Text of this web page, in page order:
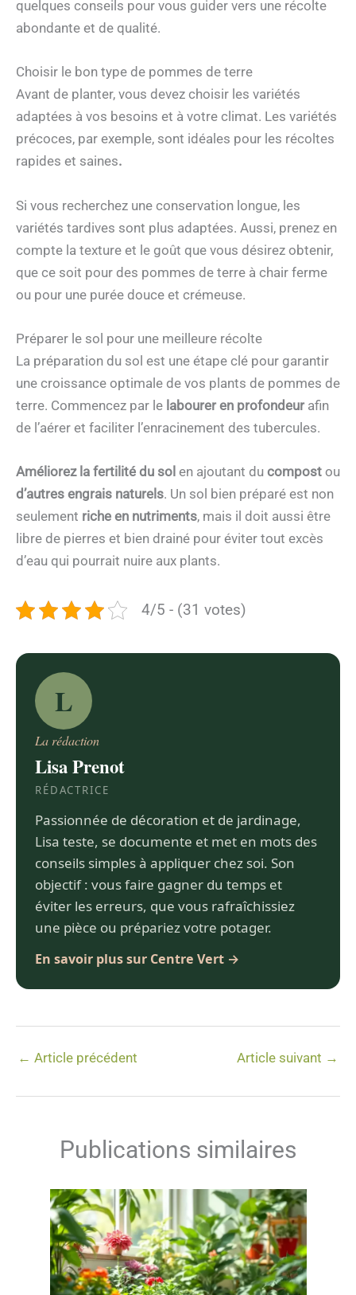
quelques conseils pour vous guider vers une récolte
abondante et de qualité.
Choisir le bon type de pommes de terre
Avant de planter, vous devez choisir les variétés
adaptées à vos besoins et à votre climat. Les variétés
précoces, par exemple, sont idéales pour les récoltes
rapides et saines.
Si vous recherchez une conservation longue, les
variétés tardives sont plus adaptées. Aussi, prenez en
compte la texture et le goût que vous désirez obtenir,
que ce soit pour des pommes de terre à chair ferme
ou pour une purée douce et crémeuse.
Préparer le sol pour une meilleure récolte
La préparation du sol est une étape clé pour garantir
une croissance optimale de vos plants de pommes de
terre. Commencez par le labourer en profondeurafin
de l’aérer et faciliter l’enracinement des tubercules.
Améliorez la fertilité du sol en ajoutant du compost ou
d’autres engrais naturels. Un sol bien préparé est non
seulement riche en nutriments, mais il doit aussi être
libre de pierres et bien drainé pour éviter tout excès
d’eau qui pourrait nuire aux plants.
4/5 - (31 votes)
L
La rédaction
Lisa Prenot
RÉDACTRICE
Passionnée de décoration et de jardinage,
Lisa teste, se documente et met en mots des
conseils simples à appliquer chez soi. Son
objectif : vous faire gagner du temps et
éviter les erreurs, que vous rafraîchissiez
une pièce ou prépariez votre potager.
En savoir plus sur Centre Vert →
← Article précédent Article suivant →
Publications similaires